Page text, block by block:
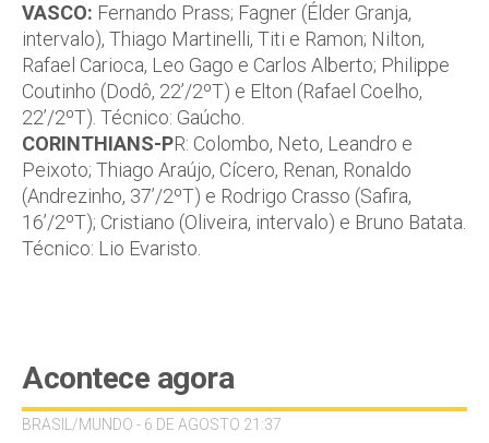
VASCO: Fernando Prass; Fagner (Élder Granja,
intervalo), Thiago Martinelli, Titi e Ramon; Nilton,
Rafael Carioca, Leo Gago e Carlos Alberto; Philippe
Coutinho (Dodô, 22’/2ºT) e Elton (Rafael Coelho,
22’/2ºT). Técnico: Gaúcho.
CORINTHIANS-PR: Colombo, Neto, Leandro e
Peixoto; Thiago Araújo, Cícero, Renan, Ronaldo
(Andrezinho, 37’/2ºT) e Rodrigo Crasso (Safira,
16’/2ºT); Cristiano (Oliveira, intervalo) e Bruno Batata.
Técnico: Lio Evaristo.
Acontece agora
BRASIL/MUNDO - 6 DE AGOSTO 21:37